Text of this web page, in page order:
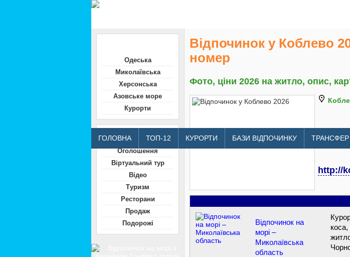
ГОЛОВНА ТОП-12 КУРОРТИ БАЗИ ВІДПОЧИНКУ ТРАНСФЕР
Одеська
Миколаївська
Херсонська
Азовське море
Курорти
Оголошення
Віртуальний тур
Відео
Туризм
Ресторани
Продаж
Подорожі
Відпочинок у Коблево
номер
Фото, ціни 2026 на житло, опис,
http://
Відпочинок на
морі –
Миколаївська
область